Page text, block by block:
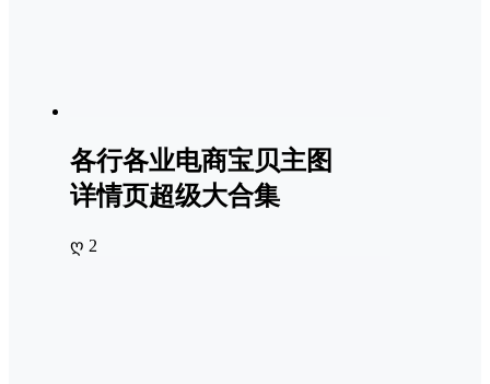
各行各业电商宝贝主图
详情页超级大合集
ღ 2